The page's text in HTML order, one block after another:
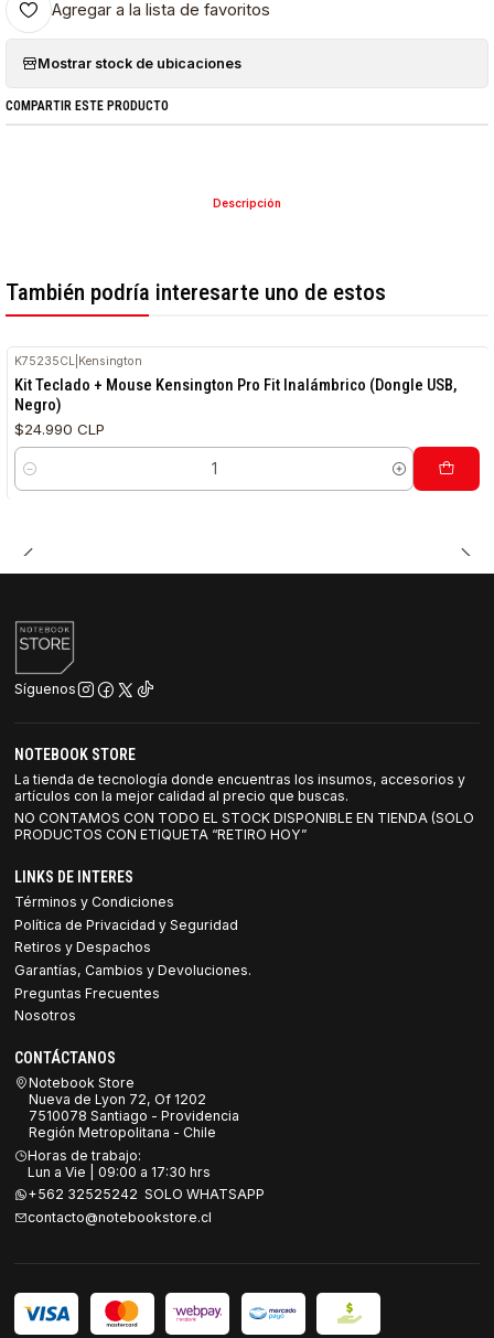
Agregar a la lista de favoritos
Mostrar stock de ubicaciones
COMPARTIR ESTE PRODUCTO
Descripción
También podría interesarte uno de estos
K75235CL Kensington
Kit Teclado + Mouse Kensington Pro Fit Inalámbrico (Dongle USB,
Negro)
$24.990 CLP
Cantidad
Síguenos
NOTEBOOK STORE
La tienda de tecnología donde encuentras los insumos, accesorios y
artículos con la mejor calidad al precio que buscas.
NO CONTAMOS CON TODO EL STOCK DISPONIBLE EN TIENDA (SOLO
PRODUCTOS CON ETIQUETA “RETIRO HOY”
LINKS DE INTERES
Términos y Condiciones
Política de Privacidad y Seguridad
Retiros y Despachos
Garantías, Cambios y Devoluciones.
Preguntas Frecuentes
Nosotros
CONTÁCTANOS
Notebook Store
Nueva de Lyon 72, Of 1202
7510078 Santiago - Providencia
Región Metropolitana - Chile
Horas de trabajo:
Lun a Vie | 09:00 a 17:30 hrs
+562 32525242 SOLO WHATSAPP
contacto@notebookstore.cl